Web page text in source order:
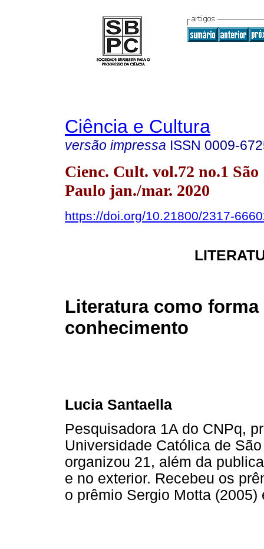
Ciência e Cultura
versão impressa ISSN 0009-
Cienc. Cult. vol.72 no.1 São
Paulo jan./mar. 2020
https://doi.org/10.21800/2317-
Literatura como forma
conhecimento
Lucia Santaella
Pesquisadora 1A do CNPq,
Universidade Católica de
organizou 21, além da
e no exterior. Recebeu os
o prêmio Sergio Motta